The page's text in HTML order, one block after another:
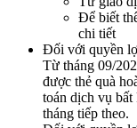
Để biết
chi tiết
Đối với quyền
Từ tháng 09/
được thẻ quà
toán dịch vụ
tháng tiếp theo.